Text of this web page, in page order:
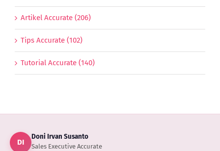
Artikel Accurate (206)
Tips Accurate (102)
Tutorial Accurate (140)
DI
Doni Irvan Susanto
Sales Executive Accurate